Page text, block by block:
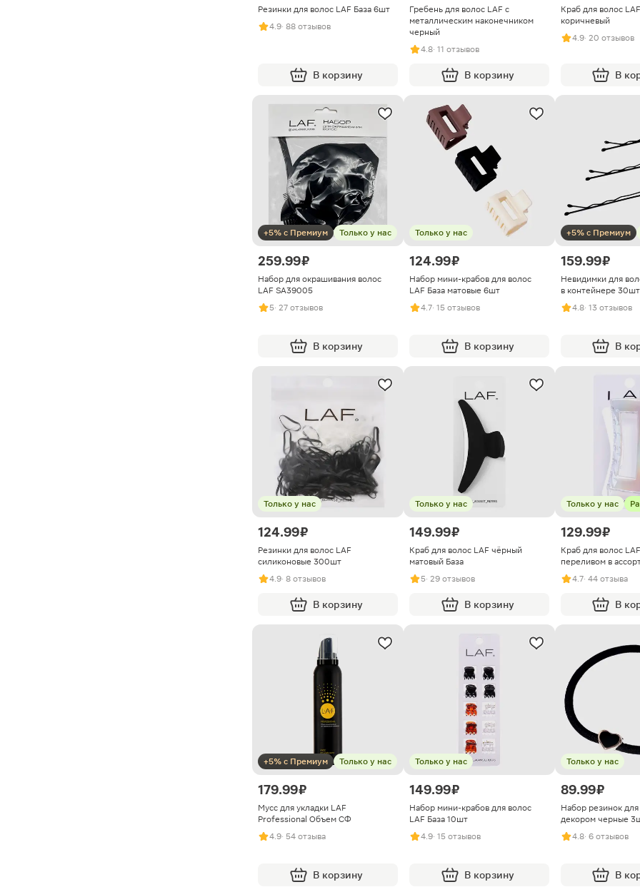
Резинки для волос LAF База 6шт
4.9· 88 отзывов
В корзину
Гребень для волос LAF с
металлическим наконечником
черный
4.8· 11 отзывов
В корзину
Краб для волос
коричневый
4.9· 20 отзывов
В
+5% с Премиум Только у нас
259.99 ₽
Набор для окрашивания волос
LAF SA39005
5· 27 отзывов
В корзину
Только у нас
124.99 ₽
Набор мини-крабов для волос
LAF База матовые 6шт
4.7· 15 отзывов
В корзину
+5% с Премиум
159.99 ₽
Невидимки для
в контейнере 30шт
4.8· 13 отзывов
В
Только у нас
124.99 ₽
Резинки для волос LAF
силиконовые 300шт
4.9· 8 отзывов
В корзину
Только у нас
149.99 ₽
Краб для волос LAF чёрный
матовый База
5· 29 отзывов
В корзину
Только у нас
129.99 ₽
Краб для волос
переливом в
4.7· 44 отзыва
В
+5% с Премиум Только у нас
179.99 ₽
Мусс для укладки LAF
Professional Объем СФ
4.9· 54 отзыва
В корзину
Только у нас
149.99 ₽
Набор мини-крабов для волос
LAF База 10шт
4.9· 15 отзывов
В корзину
Только у нас
89.99 ₽
Набор резинок для
декором черные
4.8· 6 отзывов
В